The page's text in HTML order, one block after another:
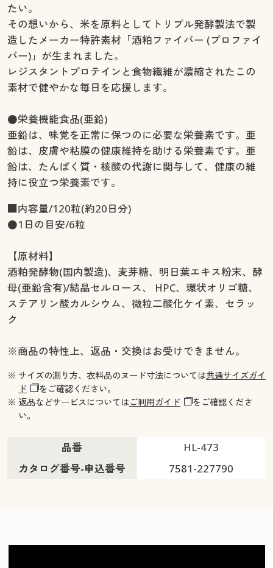
たい。
その想いから、米を原料としてトリプル発酵製法で製
造したメーカー特許素材「酒粕ファイバー (プロファイ
バー)」が生まれました。
レジスタントプロテインと食物繊維が濃縮されたこの
素材で健やかな毎日を応援します。
●栄養機能食品(亜鉛)
亜鉛は、味覚を正常に保つのに必要な栄養素です。亜
鉛は、皮膚や粘膜の健康維持を助ける栄養素です。亜
鉛は、たんぱく質・核酸の代謝に関与して、健康の維
持に役立つ栄養素です。
■内容量/120粒(約20日分)
●1日の目安/6粒
【原材料】
酒粕発酵物(国内製造)、麦芽糖、明日葉エキス粉末、酵
母(亜鉛含有)/結晶セルロース、 HPC、環状オリゴ糖、
ステアリン酸カルシウム、微粒二酸化ケイ素、セラッ
ク
※商品の特性上、返品・交換はお受けできません。
※ サイズの測り方、衣料品のヌード寸法については共通サイズガイ
ド
をご確認ください。
※ 返品などサービスについてはご利用ガイド
をご確認くださ
い。
品番
HL-473
カタログ番号-申込番号
7581-227790